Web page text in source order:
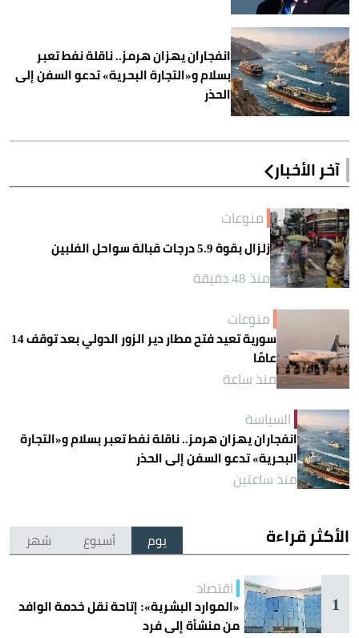
انفجاران يهزان هرمز.. ناقلة نفط تعبر
بسلام و«التجارة البحرية» تدعو السفن إلى
الحذر
آخر الأخبار
منوعات
زلزال بقوة 5.9 درجات قبالة سواحل الفلبين
منذ 48 دقيقة
منوعات
سورية تعيد فتح مطار دير الزور الدولي بعد توقف 14
عامًا
منذ ساعة
السياسة
انفجاران يهزان هرمز.. ناقلة نفط تعبر بسلام و«التجارة
البحرية» تدعو السفن إلى الحذر
منذ ساعتين
الأكثر قراءة يوم أسبوع شهر
1
اقتصاد
«الموارد البشرية»: إتاحة نقل خدمة الوافد
من منشأة إلى فرد